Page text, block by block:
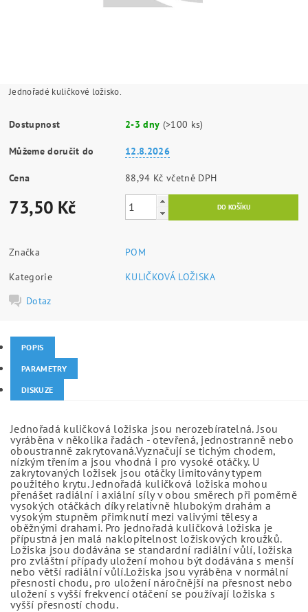
Jednořadé kuličkové ložisko.
Dostupnost 2-3 dny (>100 ks)
Můžeme doručit do 12.8.2026
Cena 88,94 Kč včetně DPH
73,50 Kč
Značka
POM
Kategorie
KULIČKOVÁ LOŽISKA
Dotaz
POPIS
PARAMETRY
DISKUZE
Jednořadá kuličková ložiska jsou nerozebíratelná. Jsou
vyráběna v několika řadách - otevřená, jednostranně nebo
oboustranně zakrytovaná.Vyznačují se tichým chodem,
nízkým třením a jsou vhodná i pro vysoké otáčky. U
zakrytovaných ložisek jsou otáčky limitovány typem
použitého krytu. Jednořadá kuličková ložiska mohou
přenášet radiální i axiální síly v obou směrech při poměrně
vysokých otáčkách díky relativně hlubokým drahám a
vysokým stupněm přimknutí mezi valivými tělesy a
oběžnými drahami. Pro jednořadá kuličková ložiska je
přípustná jen malá naklopitelnost ložiskových kroužků.
Ložiska jsou dodávána se standardní radiální vůlí, ložiska
pro zvláštní případy uložení mohou být dodávána s menší
nebo větší radiální vůlí.Ložiska jsou vyráběna v normální
přesnosti chodu, pro uložení náročnější na přesnost nebo
uložení s vyšší frekvencí otáčení se používají ložiska s
vyšší přesností chodu.